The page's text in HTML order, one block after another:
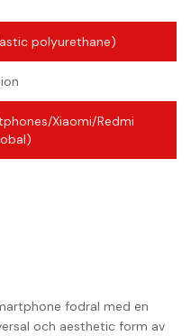
polyurethane)
Xiaomi/Redmi
fodral med en
och aesthetic form av